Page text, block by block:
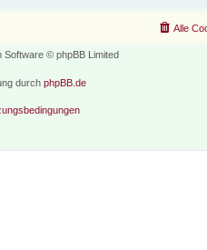
Alle
Software © phpBB Limited
durch phpBB.de